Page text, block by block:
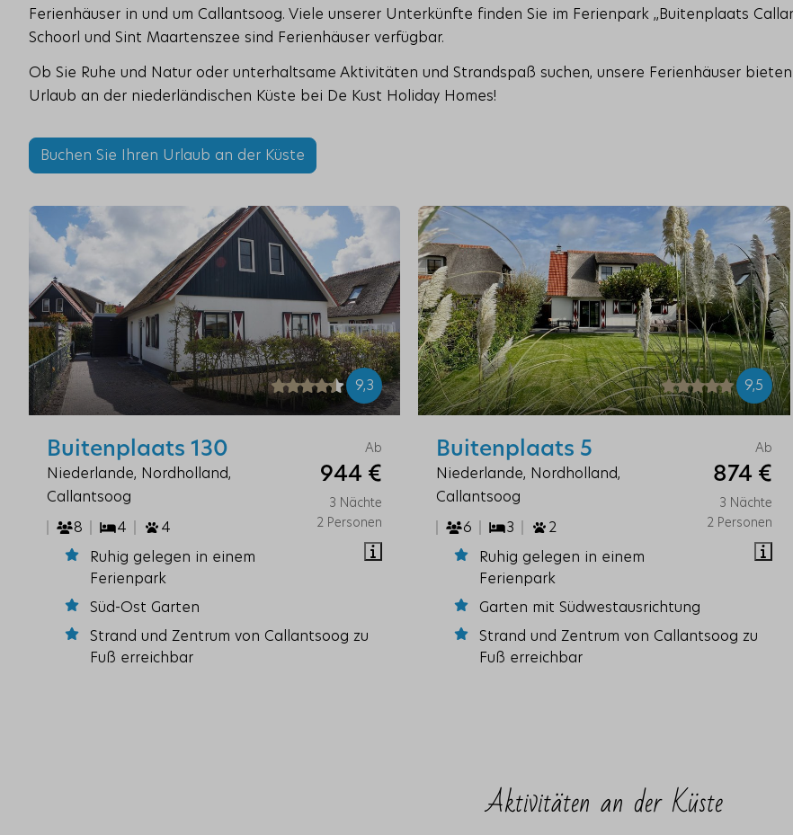
Ferienhäuser in und um Callantsoog. Viele unserer Unterkünfte finden Sie im Ferienpark „Buitenplaats
Schoorl und Sint Maartenszee sind Ferienhäuser verfügbar.
Ob Sie Ruhe und Natur oder unterhaltsame Aktivitäten und Strandspaß suchen, unsere Ferienhäuser
Urlaub an der niederländischen Küste bei De Kust Holiday Homes!
Buchen Sie Ihren Urlaub an der Küste
9,3
Ab
944 €
3 Nächte
2 Personen
Buitenplaats 130
Niederlande, Nordholland,
Callantsoog
8 4 4
Ruhig gelegen in einem
Ferienpark
Süd-Ost Garten
Strand und Zentrum von Callantsoog zu
Fuß erreichbar
9,5
Ab
874 €
3 Nächte
2 Personen
Buitenplaats 5
Niederlande, Nordholland,
Callantsoog
6 3 2
Ruhig gelegen in einem
Ferienpark
Garten mit Südwestausrichtung
Strand und Zentrum von Callantsoog zu
Fuß erreichbar
Aktivitäten an der Küste